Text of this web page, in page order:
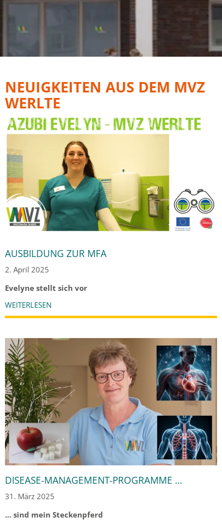
NEUIGKEITEN AUS DEM MVZ
WERLTE
AUSBILDUNG ZUR MFA
2. April 2025
Evelyne stellt sich vor
WEITERLESEN
DISEASE-MANAGEMENT-PROGRAMME …
31. März 2025
… sind mein Steckenpferd